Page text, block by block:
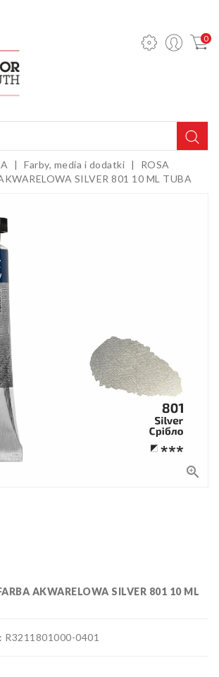
0
Farby, media i dodatki
ROSA
SILVER 801 10 ML TUBA

AKWARELOWA SILVER 801 10 ML
R3211801000-0401